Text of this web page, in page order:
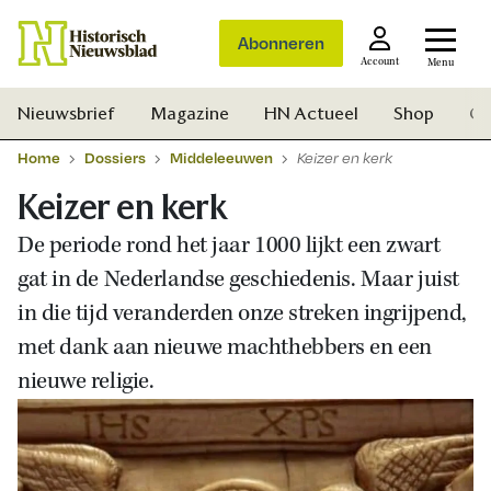
Abonneren
Account Menu
Zoek
Nieuwsbrief Magazine HN Actueel Shop
Home Dossiers Middeleeuwen Keizer en kerk
Keizer en kerk
De periode rond het jaar 1000 lijkt een zwart
gat in de Nederlandse geschiedenis. Maar juist
in die tijd veranderden onze streken ingrijpend,
met dank aan nieuwe machthebbers en een
nieuwe religie.